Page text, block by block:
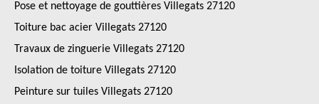
Pose et nettoyage de gouttières Villegats 27120
Toiture bac acier Villegats 27120
Travaux de zinguerie Villegats 27120
Isolation de toiture Villegats 27120
Peinture sur tuiles Villegats 27120